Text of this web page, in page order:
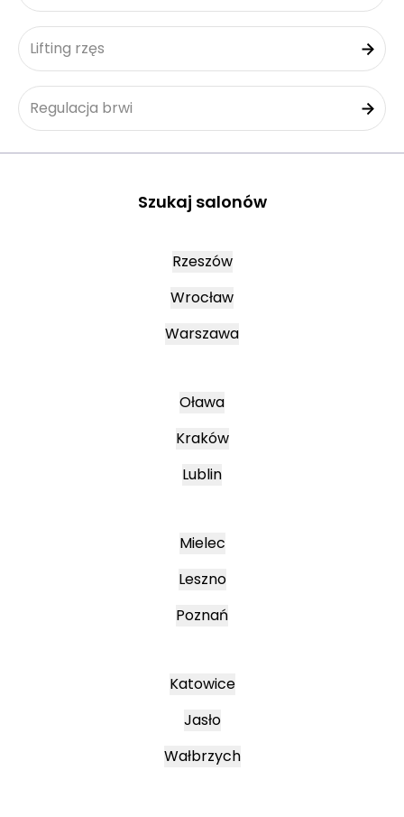
Lifting rzęs
Regulacja brwi
Szukaj salonów
Rzeszów
Wrocław
Warszawa
Oława
Kraków
Lublin
Mielec
Leszno
Poznań
Katowice
Jasło
Wałbrzych